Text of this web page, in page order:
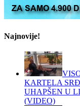
Najnovije!
KARTELA
UHAPŠEN U
(VIDEO)